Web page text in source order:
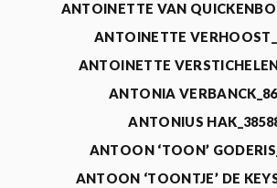
ANTOINETTE VAN
ANTOINETTE
ANTOINETTE
ANTONIA
ANTONIUS
ANTOON ‘TOON’
ANTOON ‘TOONTJE’ DE